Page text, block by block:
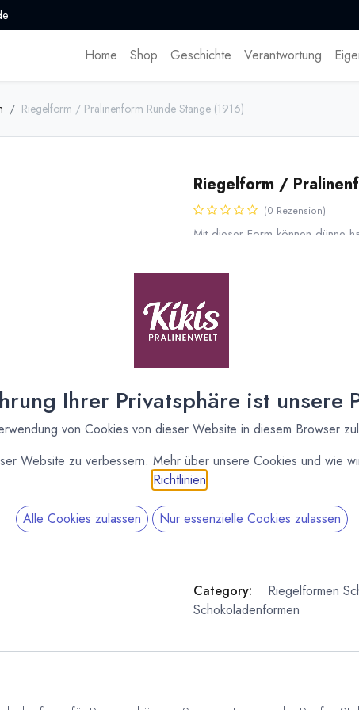
Home Shop Geschichte Verantwortung
Riegelform / Pralinenform Runde Stange (1916)
Riegelform /
(0 Rezension)
Mit dieser Form können dünne
17,85
* inkl. MwST. zzgl.
Lieferzeit: sofort lieferbar
Category:
Riegelformen
Schokoladenformen
Ihrer Privatsphäre ist unsere
von Cookies von dieser Website in diesem Browser
Website zu verbessern. Mehr über unsere Cookies und wie
Richtlinien
Alle Cookies zulassen Nur essenzielle Cookies zulassen